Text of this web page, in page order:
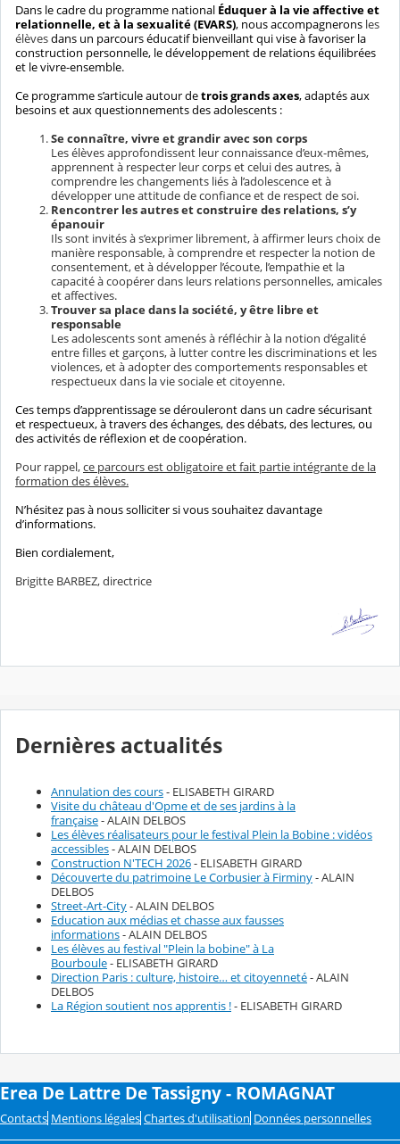
Dans le cadre du programme national Éduquer à la vie affective et
relationnelle, et à la sexualité (EVARS), nous accompagnerons les
élèvesdans un parcours éducatif bienveillant qui vise à favoriser la
construction personnelle, le développement de relations équilibrées
et le vivre-ensemble.
Ce programme s’articule autour detrois grands axes, adaptés aux
besoins et aux questionnements des adolescents :
Se connaître, vivre et grandir avec son corps
Les élèves approfondissent leur connaissance d’eux-mêmes,
apprennent à respecter leur corps et celui des autres, à
comprendre les changements liés à l’adolescence et à
développer une attitude de confiance et de respect de soi.
Rencontrer les autres et construire des relations, s’y
épanouir
Ils sont invités à s’exprimer librement, à affirmer leurs choix de
manière responsable, à comprendre et respecter la notion de
consentement, et à développer l’écoute, l’empathie et la
capacité à coopérer dans leurs relations personnelles, amicales
et affectives.
Trouver sa place dans la société, y être libre et
responsable
Les adolescents sont amenés à réfléchir à la notion d’égalité
entre filles et garçons, à lutter contre les discriminations et les
violences, et à adopter des comportements responsables et
respectueux dans la vie sociale et citoyenne.
Ces temps d’apprentissage se dérouleront dans un cadre sécurisant
et respectueux, à travers des échanges, des débats, des lectures, ou
des activités de réflexion et de coopération.
Pour rappel,ce parcours est obligatoire et fait partie intégrante de la
formation des élèves.
N’hésitez pas à nous solliciter si vous souhaitez davantage
d’informations.
Bien cordialement,
Brigitte BARBEZ, directrice
Dernières actualités
Annulation des cours- ELISABETH GIRARD
Visite du château d'Opme et de ses jardins à la
française- ALAIN DELBOS
Les élèves réalisateurs pour le festival Plein la Bobine : vidéos
accessibles- ALAIN DELBOS
Construction N'TECH 2026- ELISABETH GIRARD
Découverte du patrimoine Le Corbusier à Firminy- ALAIN
DELBOS
Street-Art-City- ALAIN DELBOS
Education aux médias et chasse aux fausses
informations- ALAIN DELBOS
Les élèves au festival "Plein la bobine" à La
Bourboule- ELISABETH GIRARD
Direction Paris : culture, histoire… et citoyenneté- ALAIN
DELBOS
La Région soutient nos apprentis !- ELISABETH GIRARD
Erea De Lattre De Tassigny - ROMAGNAT
Contacts Mentions légales Chartes d'utilisation Données personnelles